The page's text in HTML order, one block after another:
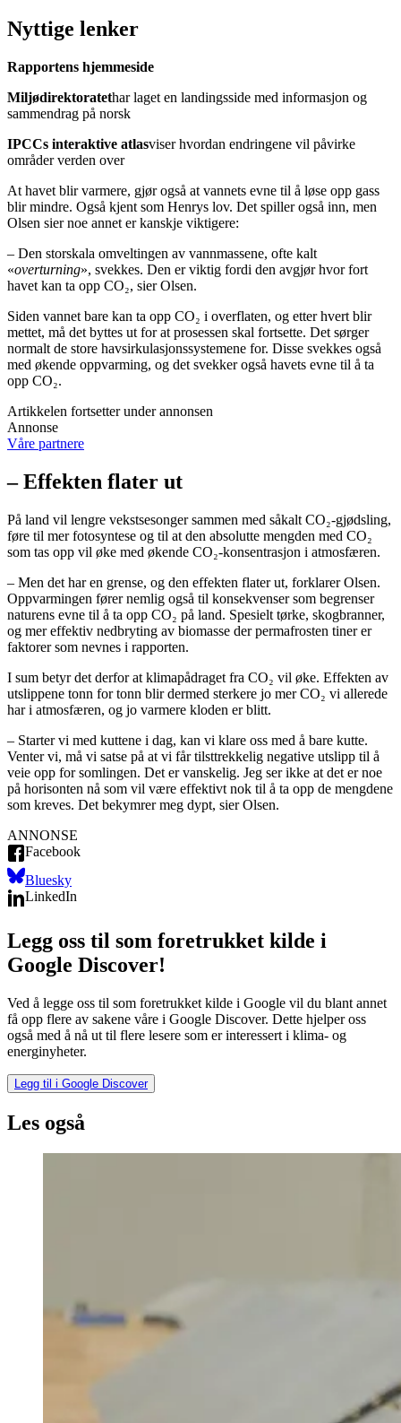
Nyttige lenker
Rapportens hjemmeside
Miljødirektoratethar laget en landingsside med informasjon og
sammendrag på norsk
IPCCs interaktive atlasviser hvordan endringene vil påvirke
områder verden over
At havet blir varmere, gjør også at vannets evne til å løse opp gass
blir mindre. Også kjent som Henrys lov. Det spiller også inn, men
Olsen sier noe annet er kanskje viktigere:
– Den storskala omveltingen av vannmassene, ofte kalt
«overturning», svekkes. Den er viktig fordi den avgjør hvor fort
havet kan ta opp CO₂, sier Olsen.
Siden vannet bare kan ta opp CO₂ i overflaten, og etter hvert blir
mettet, må det byttes ut for at prosessen skal fortsette. Det sørger
normalt de store havsirkulasjonssystemene for. Disse svekkes også
med økende oppvarming, og det svekker også havets evne til å ta
opp CO₂.
Artikkelen fortsetter under annonsen
Annonse
Våre partnere
– Effekten flater ut
På land vil lengre vekstsesonger sammen med såkalt CO₂-gjødsling,
føre til mer fotosyntese og til at den absolutte mengden med CO₂
som tas opp vil øke med økende CO₂-konsentrasjon i atmosfæren.
– Men det har en grense, og den effekten flater ut, forklarer Olsen.
Oppvarmingen fører nemlig også til konsekvenser som begrenser
naturens evne til å ta opp CO₂ på land. Spesielt tørke, skogbranner,
og mer effektiv nedbryting av biomasse der permafrosten tiner er
faktorer som nevnes i rapporten.
I sum betyr det derfor at klimapådraget fra CO₂ vil øke. Effekten av
utslippene tonn for tonn blir dermed sterkere jo mer CO₂ vi allerede
har i atmosfæren, og jo varmere kloden er blitt.
– Starter vi med kuttene i dag, kan vi klare oss med å bare kutte.
Venter vi, må vi satse på at vi får tilsttrekkelig negative utslipp til å
veie opp for somlingen. Det er vanskelig. Jeg ser ikke at det er noe
på horisonten nå som vil være effektivt nok til å ta opp de mengdene
som kreves. Det bekymrer meg dypt, sier Olsen.
ANNONSE
Facebook
Bluesky
LinkedIn
Legg oss til som foretrukket kilde i
Google Discover!
Ved å legge oss til som foretrukket kilde i Google vil du blant annet
få opp flere av sakene våre i Google Discover. Dette hjelper oss
også med å nå ut til flere lesere som er interessert i klima- og
energinyheter.
Legg til i Google Discover
Les også